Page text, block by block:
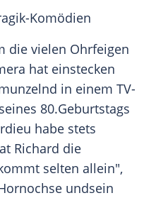
Komödien
die vielen Ohrfeigen
hat einstecken
in einem TV-
80.Geburtstags
habe stets
Richard die
selten allein",
undsein